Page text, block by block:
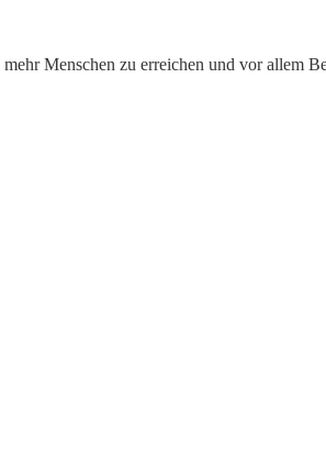
Menschen zu erreichen und vor allem